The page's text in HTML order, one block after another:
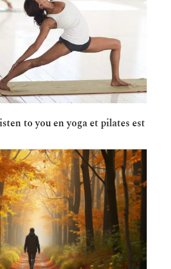
to you en yoga et pilates est